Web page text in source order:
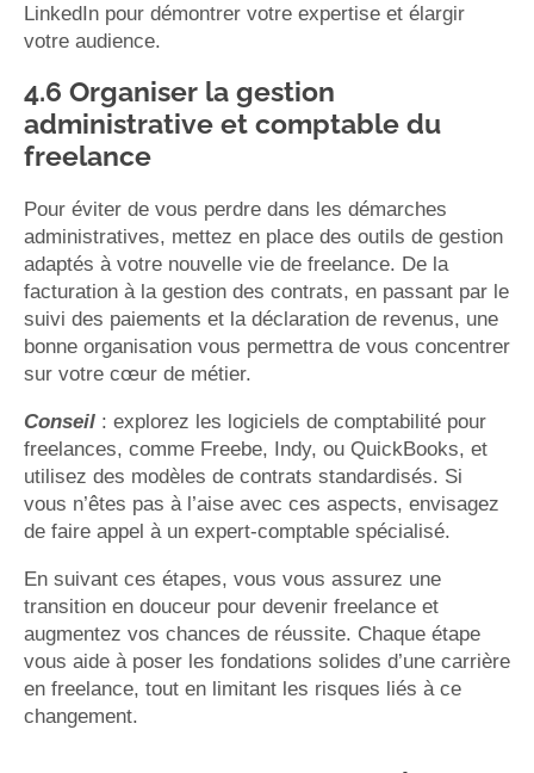
LinkedIn pour démontrer votre expertise et élargir
votre audience.
4.6 Organiser la gestion
administrative et comptable du
freelance
Pour éviter de vous perdre dans les démarches
administratives, mettez en place des outils de gestion
adaptés à votre nouvelle vie de freelance. De la
facturation à la gestion des contrats, en passant par le
suivi des paiements et la déclaration de revenus, une
bonne organisation vous permettra de vous concentrer
sur votre cœur de métier.
Conseil : explorez les logiciels de comptabilité pour
freelances, comme Freebe, Indy, ou QuickBooks, et
utilisez des modèles de contrats standardisés. Si
vous n’êtes pas à l’aise avec ces aspects, envisagez
de faire appel à un expert-comptable spécialisé.
En suivant ces étapes, vous vous assurez une
transition en douceur pour devenir freelance et
augmentez vos chances de réussite. Chaque étape
vous aide à poser les fondations solides d’une carrière
en freelance, tout en limitant les risques liés à ce
changement.